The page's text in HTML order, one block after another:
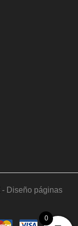
- Diseño páginas
0